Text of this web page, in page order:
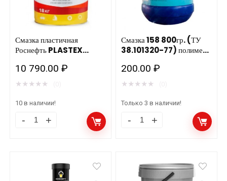
количество
количество
Смазка пластичная
Роснефть PLASTEX
10 790.00₽
★ ★ ★ ★ ★
Смазка
10 в наличии!
Смазка 158 800гр. (ТУ
38.101320-77) полимер.
200.00₽
★ ★ ★ ★ ★
Смазка
38.101320-
Только 3 в наличии!